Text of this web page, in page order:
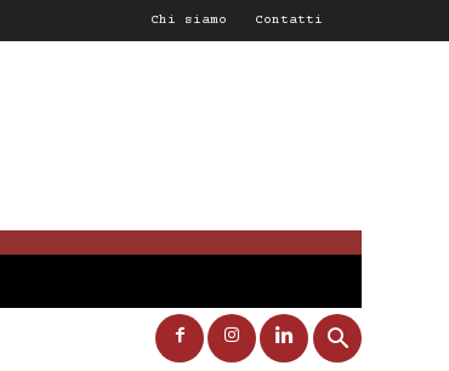
Chi siamo Contatti